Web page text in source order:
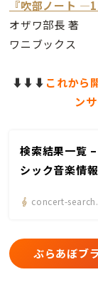
『吹部ノート
オザワ部長 著
ワニブックス
⬇️⬇️⬇️ これから
ン
検索結果一覧
シック音楽情
concert-
ぶらあぼブ